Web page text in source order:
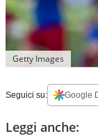
Getty Images
Seguici su: Google
Leggi anche: